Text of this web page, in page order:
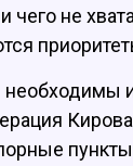
чего не